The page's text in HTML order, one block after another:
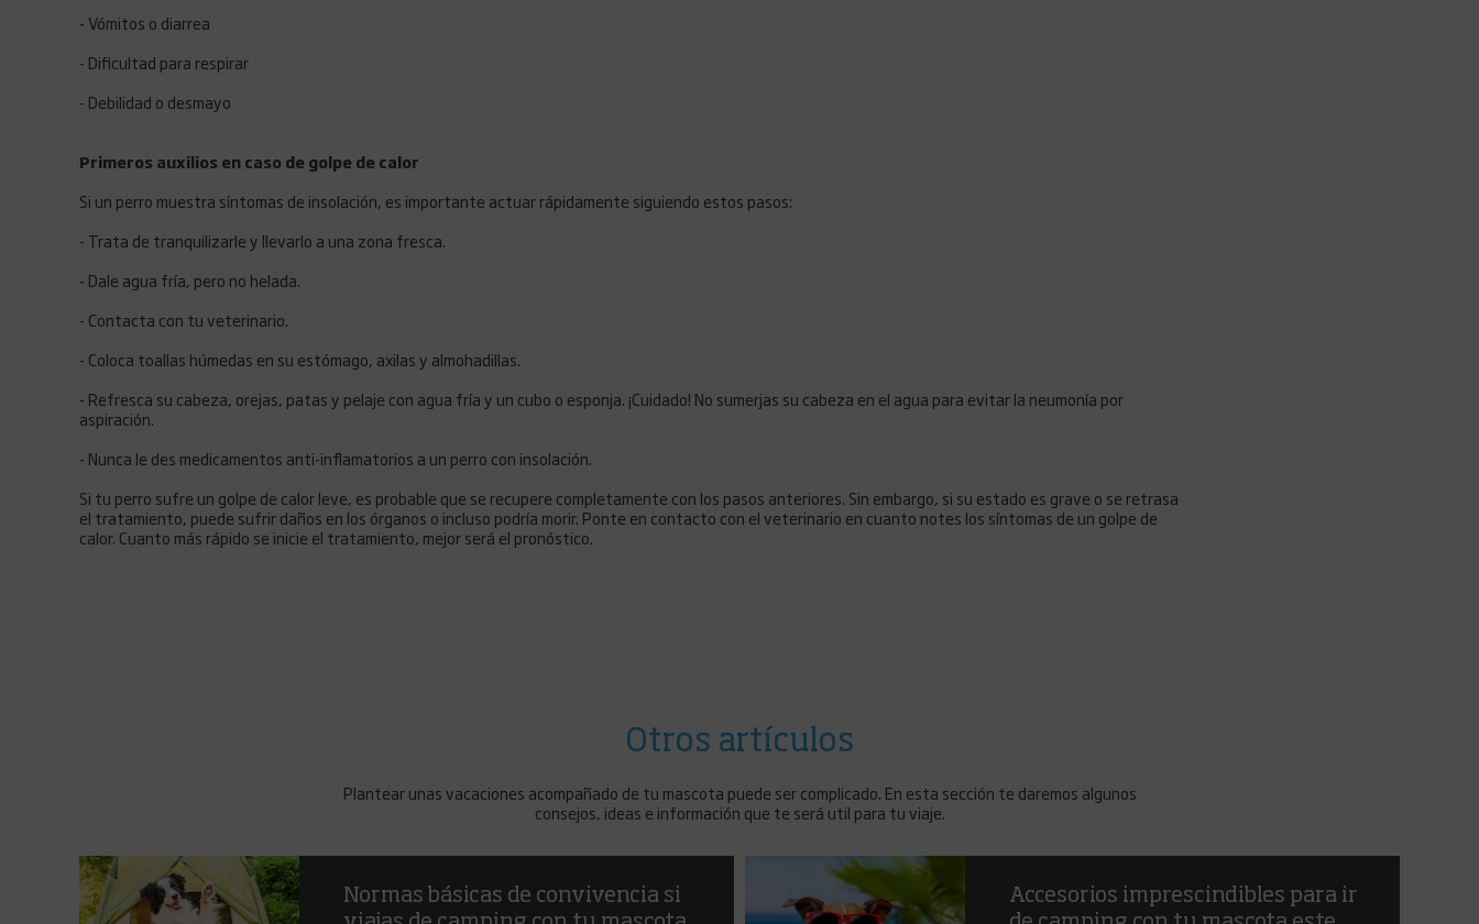
- Vómitos o diarrea
- Dificultad para respirar
- Debilidad o desmayo
Primeros auxilios en caso de golpe de calor
Si un perro muestra síntomas de insolación, es importante actuar rápidamente siguiendo estos pasos:
- Trata de tranquilizarle y llevarlo a una zona fresca.
- Dale agua fría, pero no helada.
- Contacta con tu veterinario.
- Coloca toallas húmedas en su estómago, axilas y almohadillas.
- Refresca su cabeza, orejas, patas y pelaje con agua fría y un cubo o esponja. ¡Cuidado! No sumerjas su cabeza en el agua para evitar la neumonía por
aspiración.
- Nunca le des medicamentos anti-inflamatorios a un perro con insolación.
Si tu perro sufre un golpe de calor leve, es probable que se recupere completamente con los pasos anteriores. Sin embargo, si su estado es grave o se retrasa
el tratamiento, puede sufrir daños en los órganos o incluso podría morir. Ponte en contacto con el veterinario en cuanto notes los síntomas de un golpe de
calor. Cuanto más rápido se inicie el tratamiento, mejor será el pronóstico.
Otros artículos
Plantear unas vacaciones acompañado de tu mascota puede ser complicado. En esta sección te daremos algunos
consejos, ideas e información que te será util para tu viaje.
Normas básicas de convivencia si
Accesorios imprescindibles para ir